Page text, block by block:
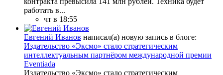
работать в...
чт в 18:55
Евгений Иванов написал(а) новую запись в блоге:
Издательство «Эксмо» стало стратегическим
интеллектуальным партнёром международной премии
Eventiada
Издательство «Эксмо» стало стратегическим